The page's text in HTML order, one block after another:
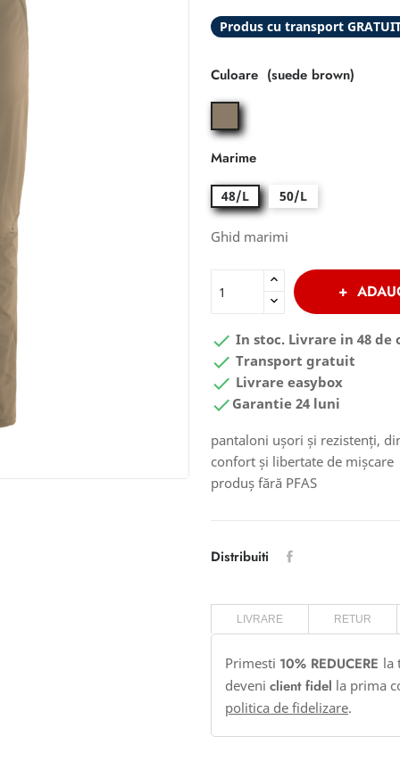
Produs cu transport
Culoare
suede
brown
Marime
48/L 50/L
Ghid marimi
 In stoc. Livrare in 48 de
 Transport gratuit
 Livrare easybox
 Garantie 24 luni
pantaloni ușori și rezistenți,
confort și libertate de mișcare
produș fără PFAS
Distribuiti
LIVRARE RETUR
Primesti 10% REDUCERE la
deveni client fidel la prima
politica de fidelizare.